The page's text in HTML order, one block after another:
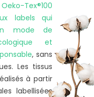
Oeko-Tex®100
labels qui
mode de
et
, sans
Les tissus
à partir
labellisées